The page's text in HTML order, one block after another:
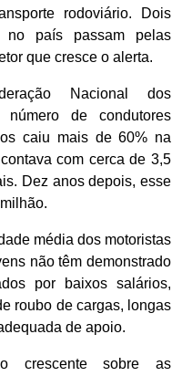
rodoviário. Dois
no país passam pelas
que cresce o alerta.
Nacional dos
número de condutores
caiu mais de 60% na
com cerca de 3,5
Dez anos depois, esse
média dos motoristas
não têm demonstrado
por baixos salários,
roubo de cargas, longas
de apoio.
crescente sobre as